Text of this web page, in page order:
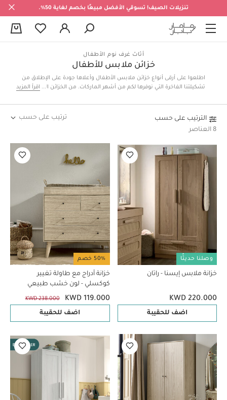
تنزيلات الصيف! تسوقي الأفضل مبيعًا بخصم لغاية 50%.
أثاث غرف نوم الأطفال
خزائن ملابس للأطفال
اطلعوا على أرقى أنواع خزائن ملابس الأطفال وأعلاها جودة على الإطلاق من
تشكيلتنا الفاخرة التي نوفرها لكم من أشهر الماركات. من الخزائن الكلاسيكية
ذوقكم الرفيع.
اقرأ المزيد
الترتيب على حسب
8 العناصر
ترتيب على حسب
وصلنا حديثًا
خزانة ملابس إيسنا - راتان
KWD 220.000
اضف للحقيبة
50% خصم
خزانة أدراج مع طاولة تغيير
كوكسلي - لون خشب طبيعي
KWD 119.000
KWD 238.000
اضف للحقيبة